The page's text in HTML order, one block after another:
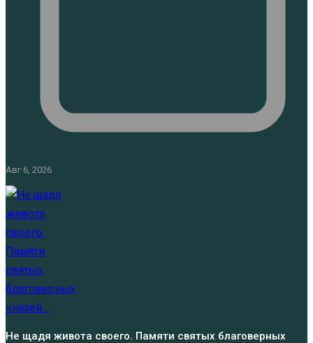
Авг 6, 2026
Не щадя живота своего. Памяти святых благоверных